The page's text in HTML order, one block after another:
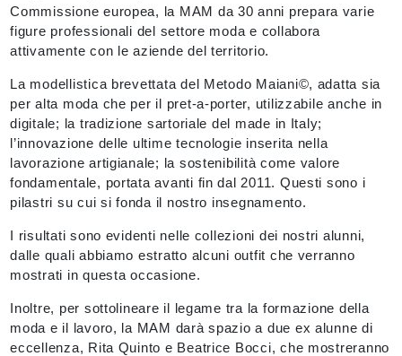
Commissione europea, la MAM da 30 anni prepara varie
figure professionali del settore moda e collabora
attivamente con le aziende del territorio.
La modellistica brevettata del Metodo Maiani©, adatta sia
per alta moda che per il pret-a-porter, utilizzabile anche in
digitale; la tradizione sartoriale del made in Italy;
l’innovazione delle ultime tecnologie inserita nella
lavorazione artigianale; la sostenibilità come valore
fondamentale, portata avanti fin dal 2011. Questi sono i
pilastri su cui si fonda il nostro insegnamento.
I risultati sono evidenti nelle collezioni dei nostri alunni,
dalle quali abbiamo estratto alcuni outfit che verranno
mostrati in questa occasione.
Inoltre, per sottolineare il legame tra la formazione della
moda e il lavoro, la MAM darà spazio a due ex alunne di
eccellenza, Rita Quinto e Beatrice Bocci, che mostreranno